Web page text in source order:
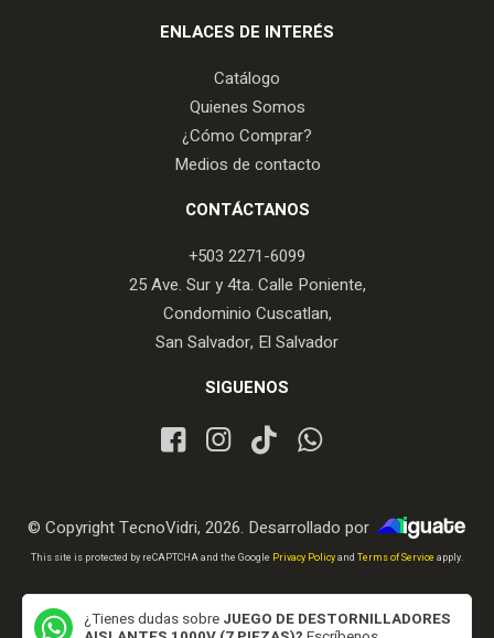
ENLACES DE INTERÉS
Catálogo
Quienes Somos
¿Cómo Comprar?
Medios de contacto
CONTÁCTANOS
+503 2271-6099
25 Ave. Sur y 4ta. Calle Poniente,
Condominio Cuscatlan,
San Salvador, El Salvador
SIGUENOS
© Copyright TecnoVidri, 2026. Desarrollado por iGuate.com
This site is protected by reCAPTCHA and the Google Privacy Policyand Terms of Service apply.
¿Tienes dudas sobre JUEGO DE DESTORNILLADORES